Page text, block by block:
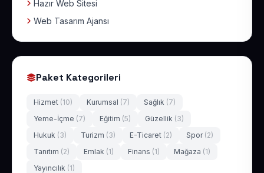
Hazır Web Sitesi
Web Tasarım Ajansı
Paket Kategorileri
Hizmet (10) Kurumsal (7) Sağlık (7)
Yeme-İçme (7) Eğitim (5) Güzellik (3)
Hukuk (3) Turizm (3) E-Ticaret (2) Spor (2)
Tanıtım (2) Emlak (1) Finans (1) Mağaza (1)
Yayıncılık (1)